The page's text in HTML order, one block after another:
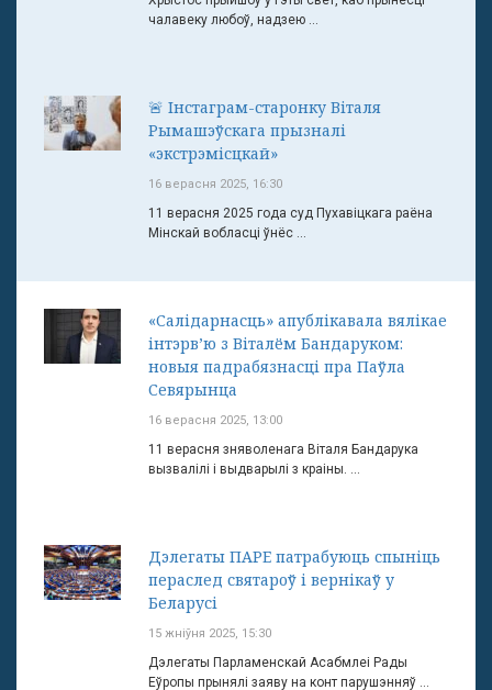
чалавеку любоў, надзею ...
🚨 Інстаграм-старонку Віталя
Рымашэўскага прызналі
«экстрэмісцкай»
16 верасня 2025, 16:30
11 верасня 2025 года суд Пухавіцкага раёна
Мінскай вобласці ўнёс ...
«Салідарнасць» апублікавала вялікае
інтэрв’ю з Віталём Бандаруком:
новыя падрабязнасці пра Паўла
Севярынца
16 верасня 2025, 13:00
11 верасня зняволенага Віталя Бандарука
вызвалілі і выдварылі з краіны. ...
Дэлегаты ПАРЕ патрабуюць спыніць
пераслед святароў і вернікаў у
Беларусі
15 жніўня 2025, 15:30
Дэлегаты Парламенскай Асабмлеі Рады
Еўропы прынялі заяву на конт парушэнняў ...